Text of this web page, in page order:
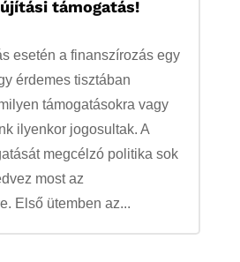
támogatás!
esetén a finanszírozás egy
érdemes tisztában
támogatásokra vagy
ilyenkor jogosultak. A
megcélzó politika sok
most az
Első ütemben az...